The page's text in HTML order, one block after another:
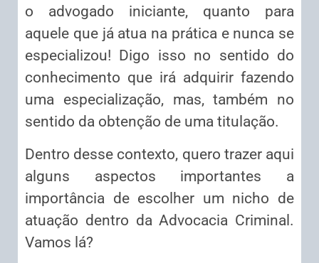
o advogado iniciante, quanto para
aquele que já atua na prática e nunca se
especializou! Digo isso no sentido do
conhecimento que irá adquirir fazendo
uma especialização, mas, também no
sentido da obtenção de uma titulação.
Dentro desse contexto, quero trazer aqui
alguns aspectos importantes a
importância de escolher um nicho de
atuação dentro da Advocacia Criminal.
Vamos lá?